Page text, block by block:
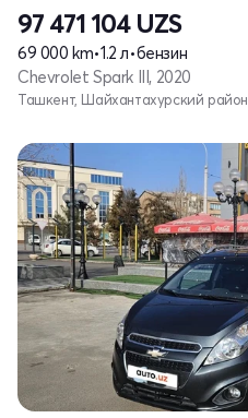
97 471 104 UZS
69 000 km•1.2 л•бензин
Chevrolet Spark III, 2020
Ташкент, Шайхантахурский район